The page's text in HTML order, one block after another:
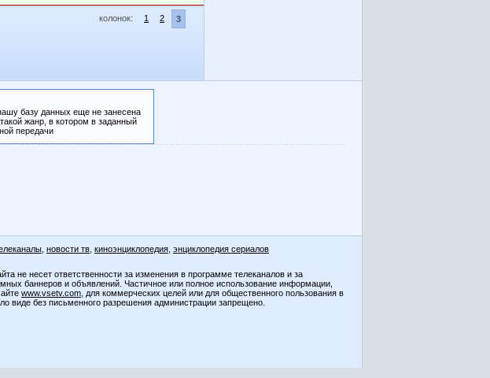
колонок: 1 2 3
базу данных еще не занесена
жанр, в котором в заданный
передачи
новости тв киноэнциклопедия энциклопедия сериалов
не несет ответственности за изменения в программе телеканалов и за
баннеров и объявлений. Частичное или полное использование информации,
www.vsetv.com , для коммерческих целей или для общественного пользования в
виде без письменного разрешения администрации запрещено.